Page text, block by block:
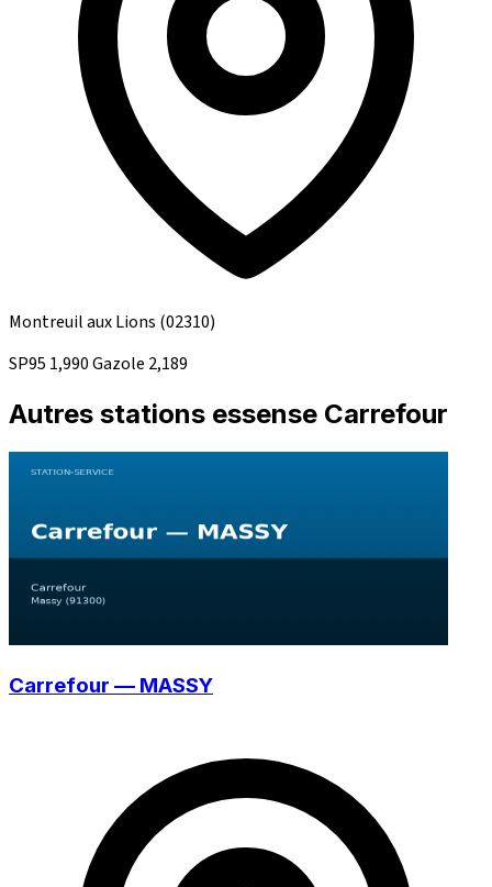
Montreuil aux Lions (02310)
SP95 1,990Gazole 2,189
Autres stations essense Carrefour
Carrefour — MASSY